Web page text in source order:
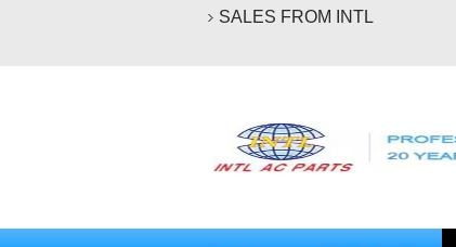
SALES FROM INTL